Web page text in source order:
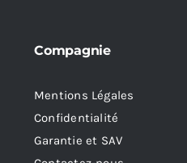
Compagnie
Mentions Légales
Confidentialité
Garantie et SAV